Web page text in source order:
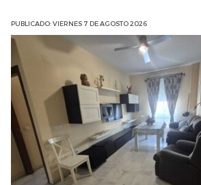
PUBLICADO: VIERNES 7 DE AGOSTO 2026